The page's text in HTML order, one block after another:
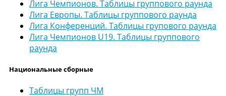
Лига Чемпионов. Таблицы группового раунда
Лига Европы. Таблицы группового раунда
Лига Конференций. Таблицы групового раунда
Лига Чемпионов U19. Таблицы группового
раунда
Национальные сборные
Таблицы групп ЧМ